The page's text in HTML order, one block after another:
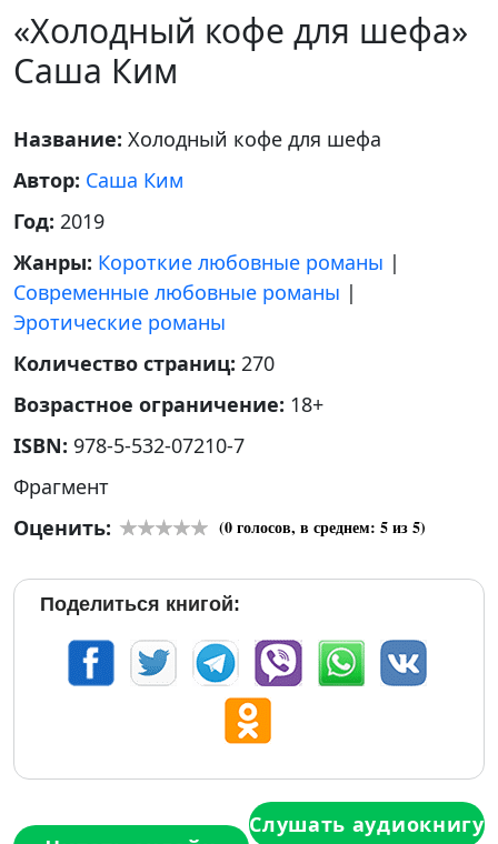
«Холодный кофе для шефа»
Саша Ким
Название: Холодный кофе для шефа
Автор: Саша Ким
Год: 2019
Жанры: Короткие любовные романы |
Современные любовные романы |
Эротические романы
Количество страниц: 270
Возрастное ограничение: 18+
ISBN: 978-5-532-07210-7
Фрагмент
Оценить:
(0голосов, в среднем: 5из 5)
Поделиться книгой:
Слушать аудиокнигу